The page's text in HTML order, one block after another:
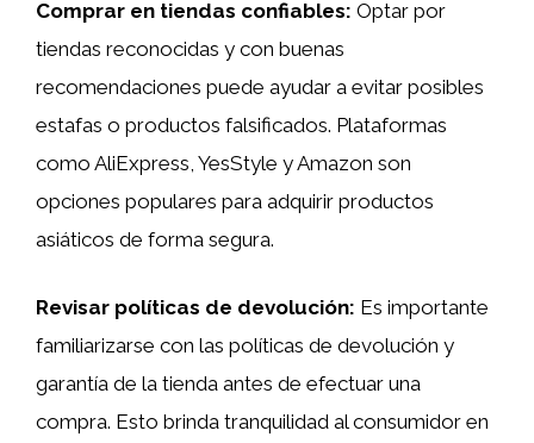
Comprar en tiendas confiables: Optar por
tiendas reconocidas y con buenas
recomendaciones puede ayudar a evitar posibles
estafas o productos falsificados. Plataformas
como AliExpress, YesStyle y Amazon son
opciones populares para adquirir productos
asiáticos de forma segura.
Revisar políticas de devolución: Es importante
familiarizarse con las políticas de devolución y
garantía de la tienda antes de efectuar una
compra. Esto brinda tranquilidad al consumidor en